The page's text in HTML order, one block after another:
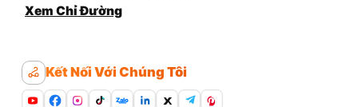
Xem Chỉ Đường
Kết Nối Với Chúng Tôi
Zalo